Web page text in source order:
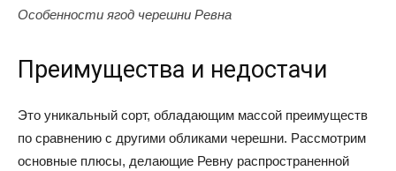
Особенности ягод черешни Ревна
Преимущества и недостачи
Это уникальный сорт, обладающим массой преимуществ
по сравнению с другими обликами черешни. Рассмотрим
основные плюсы, делающие Ревну распространенной